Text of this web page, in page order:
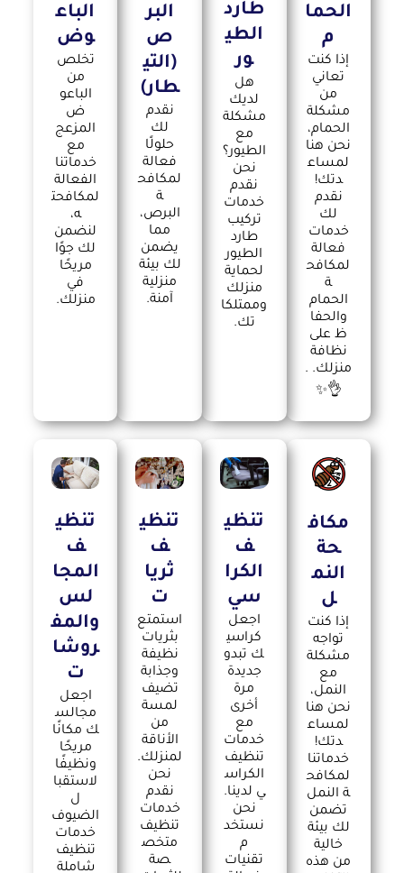
الحما
م
إذا كنت
تعاني
من
مشكلة
الحمام،
نحن هنا
لمساع
دتك!
نقدم
لك
خدمات
فعالة
لمكافح
ة
الحمام
والحفا
ظ على
نظافة
منزلك. .
👌✨
طارد
الطي
ور
هل
لديك
مشكلة
مع
الطيور؟
نحن
نقدم
خدمات
تركيب
طارد
الطيور
لحماية
منزلك
وممتلكا
تك.
البر
ص
(التي
طار)
نقدم
لك
حلولًا
فعالة
لمكافح
ة
البرص،
مما
يضمن
لك بيئة
منزلية
آمنة.
الباع
وض
تخلص
من
الباعو
ض
المزعج
مع
خدماتنا
الفعالة
لمكافحت
ه،
لنضمن
لك جوًا
مريحًا
في
منزلك.
مكاف
حة
النم
ل
إذا كنت
تواجه
مشكلة
مع
النمل،
نحن هنا
لمساع
دتك!
خدماتنا
لمكافح
ة النمل
تضمن
لك بيئة
خالية
من هذه
تنظي
ف
الكرا
سي
اجعل
كراسي
ك تبدو
جديدة
مرة
أخرى
مع
خدمات
تنظيف
الكراس
ي لدينا.
نحن
نستخد
م
تقنيات
تنظي
ف
ثريا
ت
استمتع
بثريات
نظيفة
وجذابة
تضيف
لمسة
من
الأناقة
لمنزلك.
نحن
نقدم
خدمات
تنظيف
متخص
صة
تنظي
ف
المجا
لس
والمف
روشا
ت
اجعل
مجالس
ك مكانًا
مريحًا
ونظيفًا
لاستقبا
ل
الضيوف
خدمات
تنظيف
شاملة